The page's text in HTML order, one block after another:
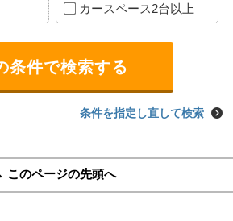
カースペース2台以上
条件を指定し直して検索
このページの先頭へ